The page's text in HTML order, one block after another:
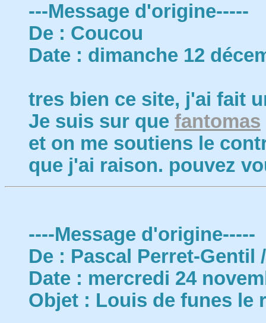
---Message d'origine-----
De : Coucou
Date : dimanche 12
tres bien ce site, j'ai fait
Je suis sur que fantomas
et on me soutiens le
que j'ai raison. pouvez
----Message d'origine-----
De : Pascal Perret-Gentil
Date : mercredi 24
Objet : Louis de funes le